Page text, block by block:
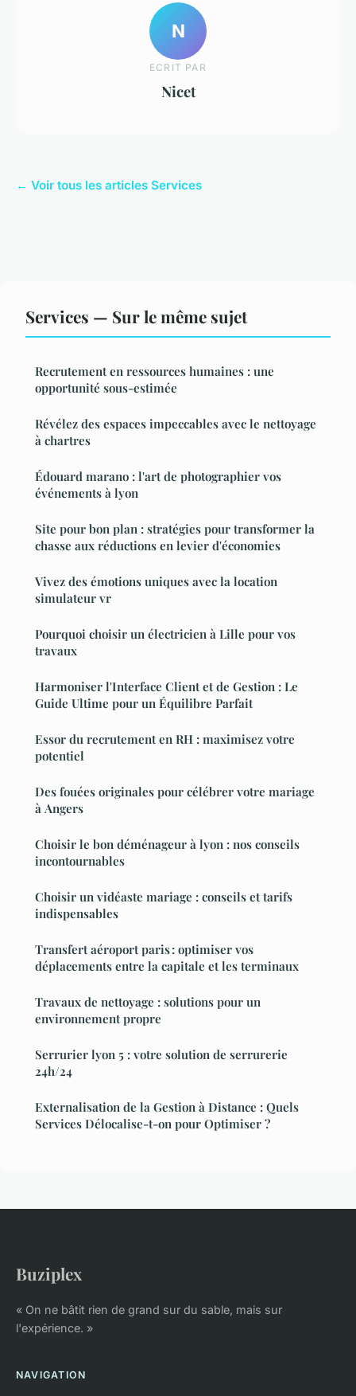
N
ECRIT PAR
Nicet
← Voir tous les articles Services
Services — Sur le même sujet
Recrutement en ressources humaines : une
opportunité sous-estimée
Révélez des espaces impeccables avec le nettoyage
à chartres
Édouard marano : l'art de photographier vos
événements à lyon
Site pour bon plan : stratégies pour transformer la
chasse aux réductions en levier d'économies
Vivez des émotions uniques avec la location
simulateur vr
Pourquoi choisir un électricien à Lille pour vos
travaux
Harmoniser l'Interface Client et de Gestion : Le
Guide Ultime pour un Équilibre Parfait
Essor du recrutement en RH : maximisez votre
potentiel
Des fouées originales pour célébrer votre mariage
à Angers
Choisir le bon déménageur à lyon : nos conseils
incontournables
Choisir un vidéaste mariage : conseils et tarifs
indispensables
Transfert aéroport paris : optimiser vos
déplacements entre la capitale et les terminaux
Travaux de nettoyage : solutions pour un
environnement propre
Serrurier lyon 5 : votre solution de serrurerie
24h/24
Externalisation de la Gestion à Distance : Quels
Services Délocalise-t-on pour Optimiser ?
Buziplex
« On ne bâtit rien de grand sur du sable, mais sur
l'expérience. »
NAVIGATION